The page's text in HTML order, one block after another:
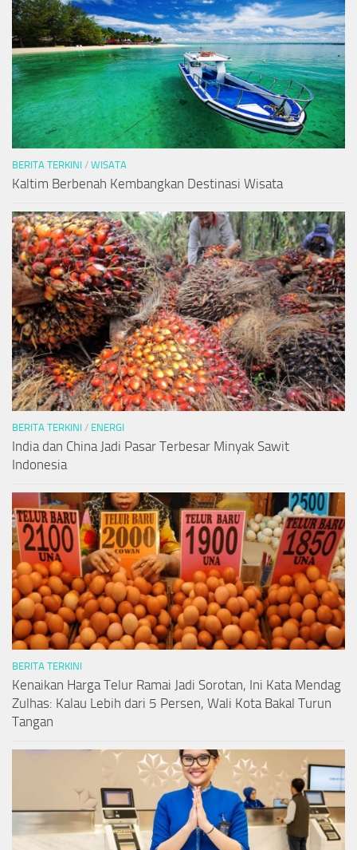
BERITA TERKINI / WISATA
Kaltim Berbenah Kembangkan Destinasi Wisata
BERITA TERKINI / ENERGI
India dan China Jadi Pasar Terbesar Minyak Sawit
Indonesia
BERITA TERKINI
Kenaikan Harga Telur Ramai Jadi Sorotan, Ini Kata Mendag
Zulhas: Kalau Lebih dari 5 Persen, Wali Kota Bakal Turun
Tangan